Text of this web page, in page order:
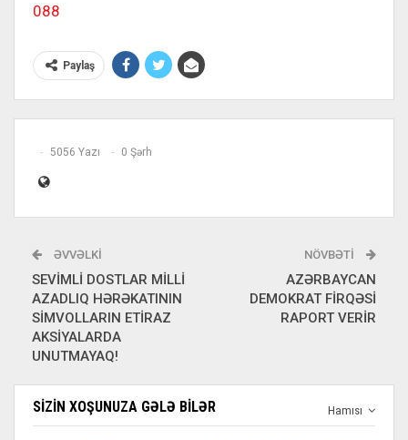
088
Paylaş
5056 Yazı 0 Şərh
ƏVVƏLKI
SEVİMLİ DOSTLAR MİLLİ
AZADLIQ HƏRƏKATININ
SİMVOLLARIN ETİRAZ
AKSİYALARDA
UNUTMAYAQ!
NÖVBƏTI
AZƏRBAYCAN
DEMOKRAT FİRQƏSİ
RAPORT VERİR
Hamısı
SIZIN XOŞUNUZA GƏLƏ BILƏR